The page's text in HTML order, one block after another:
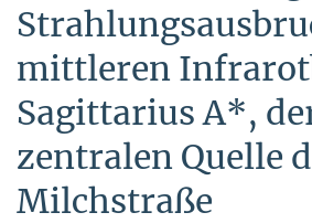
mittleren
Sagittarius A*,
zentralen Quelle
Milchstraße